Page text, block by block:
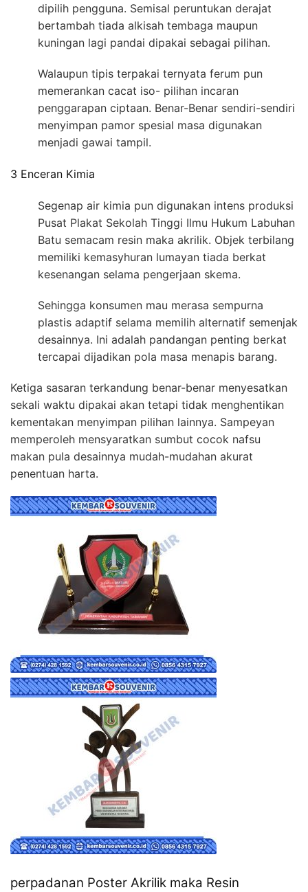
dipilih pengguna. Semisal peruntukan derajat
bertambah tiada alkisah tembaga maupun
kuningan lagi pandai dipakai sebagai pilihan.
Walaupun tipis terpakai ternyata ferum pun
memerankan cacat iso- pilihan incaran
penggarapan ciptaan. Benar-Benar sendiri-sendiri
menyimpan pamor spesial masa digunakan
menjadi gawai tampil.
3 Enceran Kimia
Segenap air kimia pun digunakan intens produksi
Pusat Plakat Sekolah Tinggi Ilmu Hukum Labuhan
Batu semacam resin maka akrilik. Objek terbilang
memiliki kemasyhuran lumayan tiada berkat
kesenangan selama pengerjaan skema.
Sehingga konsumen mau merasa sempurna
plastis adaptif selama memilih alternatif semenjak
desainnya. Ini adalah pandangan penting berkat
tercapai dijadikan pola masa menapis barang.
Ketiga sasaran terkandung benar-benar menyesatkan
sekali waktu dipakai akan tetapi tidak menghentikan
kementakan menyimpan pilihan lainnya. Sampeyan
memperoleh mensyaratkan sumbut cocok nafsu
makan pula desainnya mudah-mudahan akurat
penentuan harta.
perpadanan Poster Akrilik maka Resin